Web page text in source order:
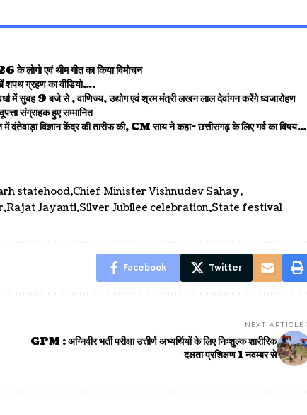
लोगो एवं थीम गीत का किया विमोचन
शपथ ग्रहण का वीडियो….
में सुबह 9 बजे से , वाणिज्य, उद्योग एवं श्रम मंत्री लखन लाल देवांगन करेंगे ध्वजारोहण
संग्राहक हुए सम्मानित
विज्ञान केंद्र की तारीफ की, CM साय ने कहा- छत्तीसगढ़ के लिए गर्व का विषय…
statehood Chief Minister Vishnudev Sahay
Rajat Jayanti Silver Jubilee celebration State festival
Facebook Twitter
NEXT ARTICLE
GPM : अग्निवीर भर्ती परीक्षा उत्तीर्ण अभ्यर्थियों के लिए निःशुल्क शारीरिक
दक्षता प्रशिक्षण 1 नवम्बर से